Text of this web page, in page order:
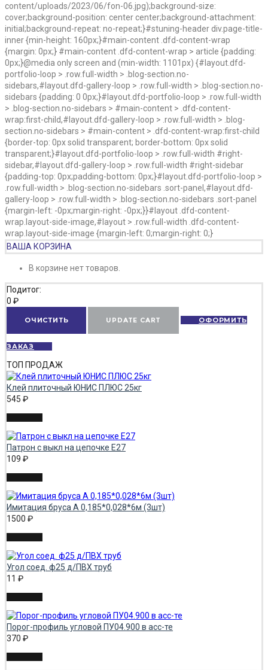
content/uploads/2023/06/fon-06.jpg);background-size:
cover;background-position: center center;background-attachment:
initial;background-repeat: no-repeat;}#stuning-header div.page-title-
inner {min-height: 160px;}#main-content .dfd-content-wrap
{margin: 0px;} #main-content .dfd-content-wrap > article {padding:
0px;}@media only screen and (min-width: 1101px) {#layout.dfd-
portfolio-loop > .row.full-width > .blog-section.no-
sidebars,#layout.dfd-gallery-loop > .row.full-width > .blog-section.no-
sidebars {padding: 0 0px;}#layout.dfd-portfolio-loop > .row.full-width
> .blog-section.no-sidebars > #main-content > .dfd-content-
wrap:first-child,#layout.dfd-gallery-loop > .row.full-width > .blog-
section.no-sidebars > #main-content > .dfd-content-wrap:first-child
{border-top: 0px solid transparent; border-bottom: 0px solid
transparent;}#layout.dfd-portfolio-loop > .row.full-width #right-
sidebar,#layout.dfd-gallery-loop > .row.full-width #right-sidebar
{padding-top: 0px;padding-bottom: 0px;}#layout.dfd-portfolio-loop >
.row.full-width > .blog-section.no-sidebars .sort-panel,#layout.dfd-
gallery-loop > .row.full-width > .blog-section.no-sidebars .sort-panel
{margin-left: -0px;margin-right: -0px;}}#layout .dfd-content-
wrap.layout-side-image,#layout > .row.full-width .dfd-content-
wrap.layout-side-image {margin-left: 0;margin-right: 0;}
ВАША КОРЗИНА
В корзине нет товаров.
Подитог:
0 ₽
ОЧИСТИТЬ UPDATE CART ОФОРМИТЬ
ЗАКАЗ
ТОП ПРОДАЖ
Клей плиточный ЮНИС ПЛЮС 25кг
545 ₽
Патрон с выкл на цепочке Е27
109 ₽
Имитация бруса А 0,185*0,028*6м (3шт)
1500 ₽
Угол соед. ф25 д/ПВХ труб
11 ₽
Порог-профиль угловой ПУ04.900 в асс-те
370 ₽